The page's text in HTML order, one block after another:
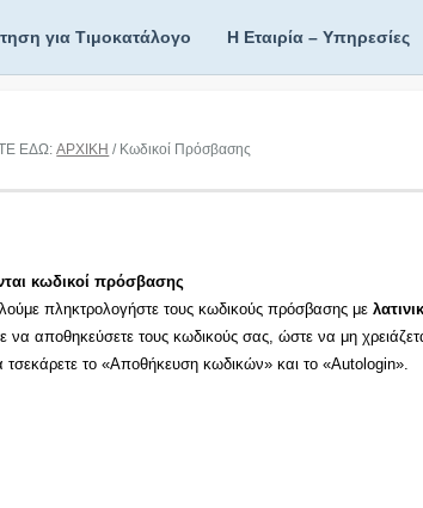
για Τιμοκατάλογο Η Εταιρία – Υπηρεσίες
ΕΔΩ:ΑΡΧΙΚΗ / Κωδικοί Πρόσβασης
κωδικοί πρόσβασης
πληκτρολογήστε τους κωδικούς πρόσβασης με
να αποθηκεύσετε τους κωδικούς σας, ώστε να μη
τσεκάρετε το «Αποθήκευση κωδικών» και το «Autologin».